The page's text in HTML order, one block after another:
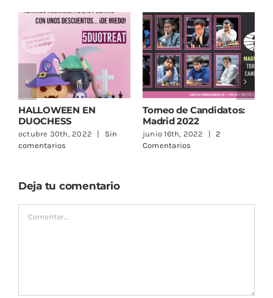
¡Nuestros profes son la
pareja campeona de la
Región de Murcia!
junio 10th, 2022
¡Aprende Ajedrez con
Duochess en nuestras
Redes Sociales!
julio 1st, 2023
Deja tu comentario
Comentar